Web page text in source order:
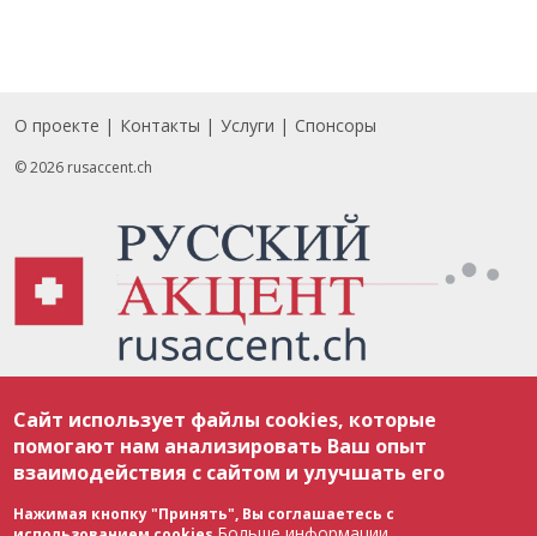
Footer
О проекте Контакты Услуги Спонсоры
© 2026 rusaccent.ch
соответствии с законодательством Швейцарии об авторском праве и
международными соглашениями. Полное или частичное использование
материалов возможно только с разрешения редакции. В случае полного
или частичного воспроизведения материалов сайта rusaccent.ch,
ОБЯЗАТЕЛЬНА АКТИВНАЯ ГИПЕРССЫЛКА на конкретный заимствованный
текст. Фотоизображения, размещенные редакцией rusaccent.ch, являются
ее исключительной собственностью. Полное или частичное
Сайт использует файлы cookies, которые
помогают нам анализировать Ваш опыт
взаимодействия с сайтом и улучшать его
Нажимая кнопку "Принять", Вы соглашаетесь с